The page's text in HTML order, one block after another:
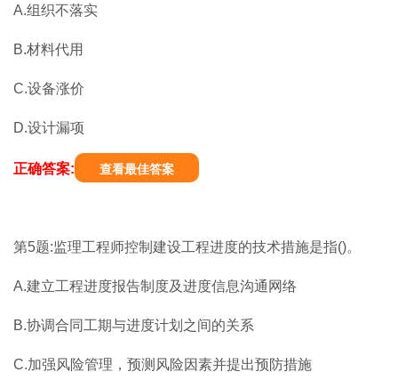
A.组织不落实
B.材料代用
C.设备涨价
D.设计漏项
正确答案: 查看最佳答案
第5题:监理工程师控制建设工程进度的技术措施是指()。
A.建立工程进度报告制度及进度信息沟通网络
B.协调合同工期与进度计划之间的关系
C.加强风险管理，预测风险因素并提出预防措施